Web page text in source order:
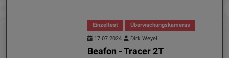
Einzeltest
Überwachungskameras
17.07.2024
Dirk Weyel
Beafon - Tracer 2T